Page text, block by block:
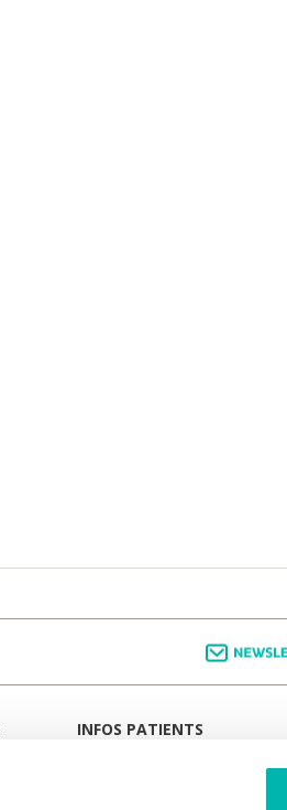
INFOS PATIENTS